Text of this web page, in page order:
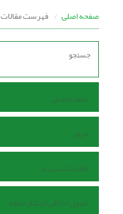
صفحه اصلی فهرست مقالات
صفحه اصلی
مرور
اطلاعات نشریه
اصول اخلاقی انتشار مقاله